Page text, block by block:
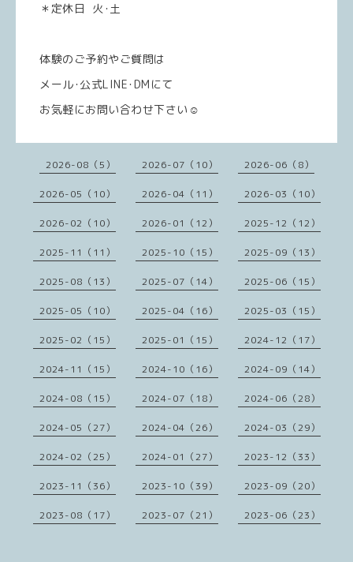
＊定休日 火･土
体験のご予約やご質問は
メール･公式LINE･DMにて
お気軽にお問い合わせ下さい☺️
2026-08（5） 2026-07（10） 2026-06（8）
2026-05（10） 2026-04（11） 2026-03（10）
2026-02（10） 2026-01（12） 2025-12（12）
2025-11（11） 2025-10（15） 2025-09（13）
2025-08（13） 2025-07（14） 2025-06（15）
2025-05（10） 2025-04（16） 2025-03（15）
2025-02（15） 2025-01（15） 2024-12（17）
2024-11（15） 2024-10（16） 2024-09（14）
2024-08（15） 2024-07（18） 2024-06（28）
2024-05（27） 2024-04（26） 2024-03（29）
2024-02（25） 2024-01（27） 2023-12（33）
2023-11（36） 2023-10（39） 2023-09（20）
2023-08（17） 2023-07（21） 2023-06（23）